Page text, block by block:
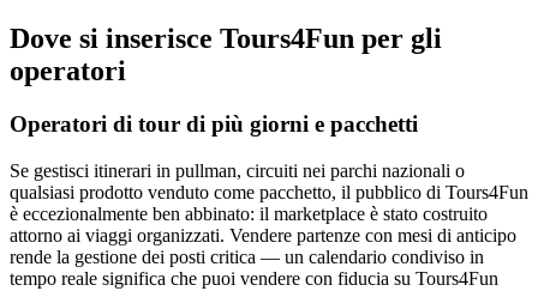
Dove si inserisce Tours4Fun per gli
operatori
Operatori di tour di più giorni e pacchetti
Se gestisci itinerari in pullman, circuiti nei parchi nazionali o
qualsiasi prodotto venduto come pacchetto, il pubblico di Tours4Fun
è eccezionalmente ben abbinato: il marketplace è stato costruito
attorno ai viaggi organizzati. Vendere partenze con mesi di anticipo
rende la gestione dei posti critica — un calendario condiviso in
tempo reale significa che puoi vendere con fiducia su Tours4Fun